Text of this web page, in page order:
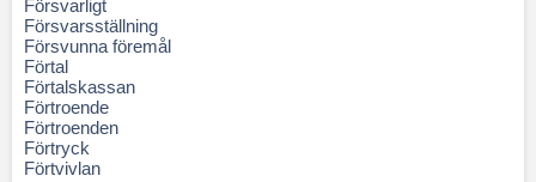
Försvarligt
Försvarsställning
Försvunna föremål
Förtal
Förtalskassan
Förtroende
Förtroenden
Förtryck
Förtvivlan